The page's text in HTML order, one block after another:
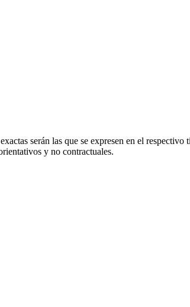
serán las que se expresen en el
y no contractuales.